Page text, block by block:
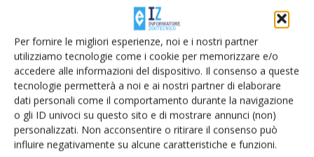
Per fornire le migliori esperienze, noi e i nostri partner
utilizziamo tecnologie come i cookie per memorizzare e/o
accedere alle informazioni del dispositivo. Il consenso a queste
tecnologie permetterà a noi e ai nostri partner di elaborare
dati personali come il comportamento durante la navigazione
o gli ID univoci su questo sito e di mostrare annunci (non)
personalizzati. Non acconsentire o ritirare il consenso può
influire negativamente su alcune caratteristiche e funzioni.
Rimani aggiornato sul mondo
dell’agricoltura